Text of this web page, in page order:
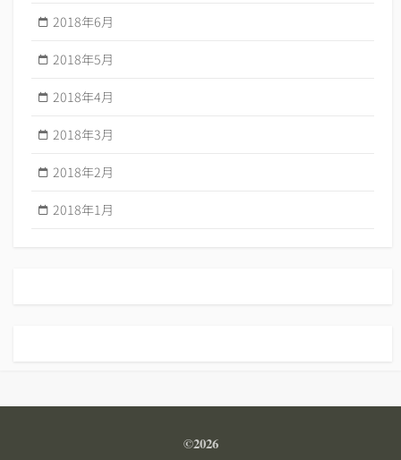
2018年6月
2018年5月
2018年4月
2018年3月
2018年2月
2018年1月
©2026